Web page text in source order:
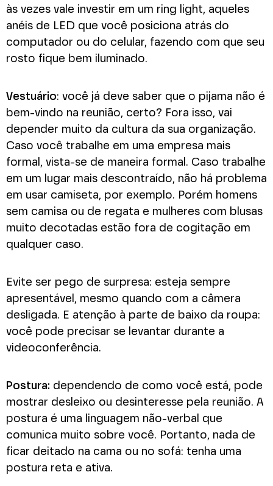
às vezes vale investir em um ring light, aqueles
anéis de LED que você posiciona atrás do
computador ou do celular, fazendo com que seu
rosto fique bem iluminado.
Vestuário: você já deve saber que o pijama não é
bem-vindo na reunião, certo? Fora isso, vai
depender muito da cultura da sua organização.
Caso você trabalhe em uma empresa mais
formal, vista-se de maneira formal. Caso trabalhe
em um lugar mais descontraído, não há problema
em usar camiseta, por exemplo. Porém homens
sem camisa ou de regata e mulheres com blusas
muito decotadas estão fora de cogitação em
qualquer caso.
Evite ser pego de surpresa: esteja sempre
apresentável, mesmo quando com a câmera
desligada. E atenção à parte de baixo da roupa:
você pode precisar se levantar durante a
videoconferência.
Postura: dependendo de como você está, pode
mostrar desleixo ou desinteresse pela reunião. A
postura é uma linguagem não-verbal que
comunica muito sobre você. Portanto, nada de
ficar deitado na cama ou no sofá: tenha uma
postura reta e ativa.